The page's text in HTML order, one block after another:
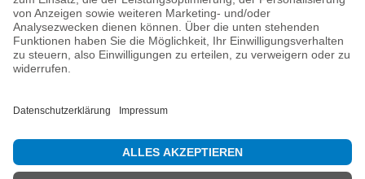
84130 Dingolfing
Telefon
info@mountain-sports-